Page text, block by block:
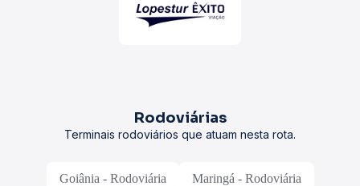
Rodoviárias
Terminais rodoviários que atuam nesta rota.
Goiânia - Rodoviária Maringá - Rodoviária